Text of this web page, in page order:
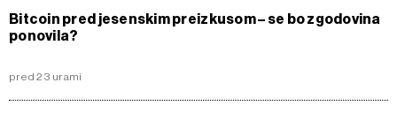
Bitcoin pred jesenskim preizkusom – se bo zgodovina
ponovila?
pred 23 urami